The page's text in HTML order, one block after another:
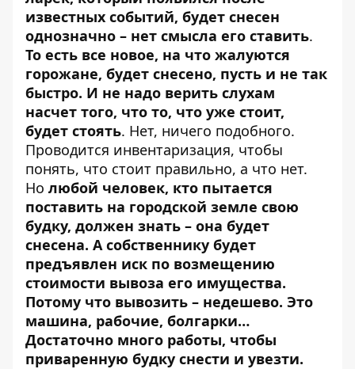
известных событий, будет снесен
однозначно – нет смысла его ставить.
То есть все новое, на что жалуются
горожане, будет снесено, пусть и не так
быстро. И не надо верить слухам
насчет того, что то, что уже стоит,
будет стоять. Нет, ничего подобного.
Проводится инвентаризация, чтобы
понять, что стоит правильно, а что нет.
Но любой человек, кто пытается
поставить на городской земле свою
будку, должен знать – она будет
снесена. А собственнику будет
предъявлен иск по возмещению
стоимости вывоза его имущества.
Потому что вывозить – недешево. Это
машина, рабочие, болгарки…
Достаточно много работы, чтобы
приваренную будку снести и увезти.